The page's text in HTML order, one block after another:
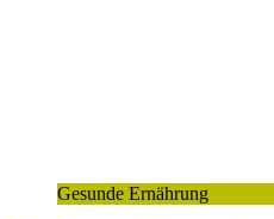
Gesunde Ernährung